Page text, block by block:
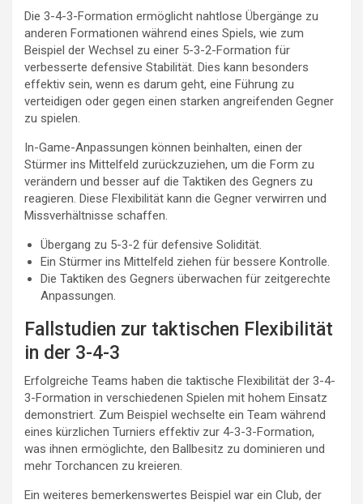
Die 3-4-3-Formation ermöglicht nahtlose Übergänge zu
anderen Formationen während eines Spiels, wie zum
Beispiel der Wechsel zu einer 5-3-2-Formation für
verbesserte defensive Stabilität. Dies kann besonders
effektiv sein, wenn es darum geht, eine Führung zu
verteidigen oder gegen einen starken angreifenden Gegner
zu spielen.
In-Game-Anpassungen können beinhalten, einen der
Stürmer ins Mittelfeld zurückzuziehen, um die Form zu
verändern und besser auf die Taktiken des Gegners zu
reagieren. Diese Flexibilität kann die Gegner verwirren und
Missverhältnisse schaffen.
Übergang zu 5-3-2 für defensive Solidität.
Ein Stürmer ins Mittelfeld ziehen für bessere Kontrolle.
Die Taktiken des Gegners überwachen für zeitgerechte
Anpassungen.
Fallstudien zur taktischen Flexibilität
in der 3-4-3
Erfolgreiche Teams haben die taktische Flexibilität der 3-4-
3-Formation in verschiedenen Spielen mit hohem Einsatz
demonstriert. Zum Beispiel wechselte ein Team während
eines kürzlichen Turniers effektiv zur 4-3-3-Formation,
was ihnen ermöglichte, den Ballbesitz zu dominieren und
mehr Torchancen zu kreieren.
Ein weiteres bemerkenswertes Beispiel war ein Club, der